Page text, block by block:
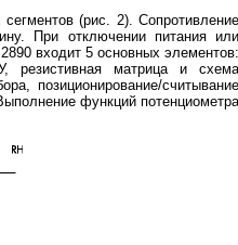
(рис. 2). Сопротивление
При отключении питания или
входит 5 основных элементов:
резистивная матрица и схема
позиционирование/считывание
функций потенциометра